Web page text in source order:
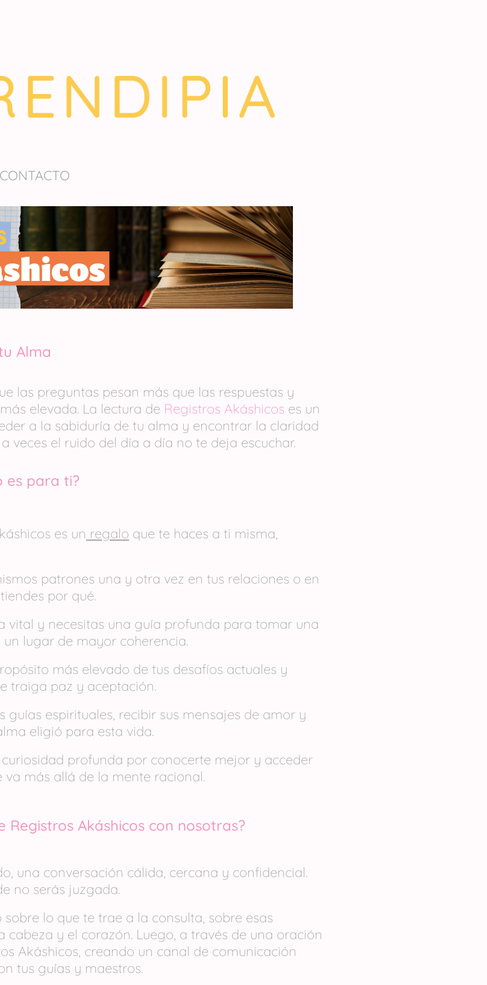
CONTACTO
Alma
las preguntas pesan más que las respuestas y
elevada. La lectura de Registros Akáshicos es un
a la sabiduría de tu alma y encontrar la claridad
veces el ruido del día a día no te deja escuchar.
es para ti?
es un regalo que te haces a ti misma,
patrones una y otra vez en tus relaciones o en
por qué.
vital y necesitas una guía profunda para tomar una
lugar de mayor coherencia.
más elevado de tus desafíos actuales y
traiga paz y aceptación.
guías espirituales, recibir sus mensajes de amor y
eligió para esta vida.
profunda por conocerte mejor y acceder
más allá de la mente racional.
Registros Akáshicos con nosotras?
una conversación cálida, cercana y confidencial.
no serás juzgada.
lo que te trae a la consulta, sobre esas
y el corazón. Luego, a través de una oración
Akáshicos, creando un canal de comunicación
tus guías y maestros.